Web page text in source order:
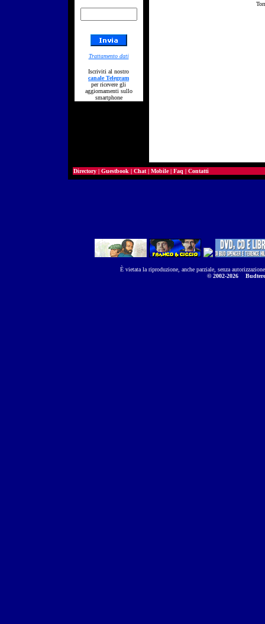
Trattamento dati
Iscriviti al nostro
canale Telegram
per ricevere gli
aggiornamenti sullo
smartphone
Directory | Guestbook | Chat | Mobile| Faq | Contatti
È vietata la riproduzione, anche parziale, senza
© 2002-2026